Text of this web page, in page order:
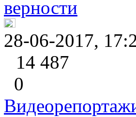
28-06-2017,
14 487
0